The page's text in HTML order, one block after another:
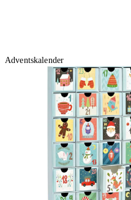
Adventskalender